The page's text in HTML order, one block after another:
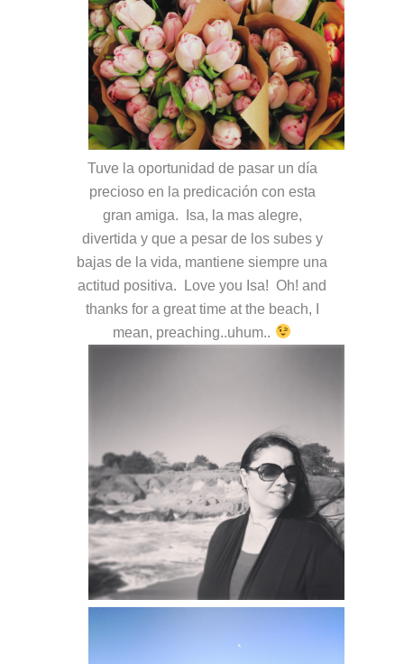
Tuve la oportunidad de pasar un día
precioso en la predicación con esta
gran amiga. Isa, la mas alegre,
divertida y que a pesar de los subes y
bajas de la vida, mantiene siempre una
actitud positiva. Love you Isa! Oh! and
thanks for a great time at the beach, I
mean, preaching..uhum..